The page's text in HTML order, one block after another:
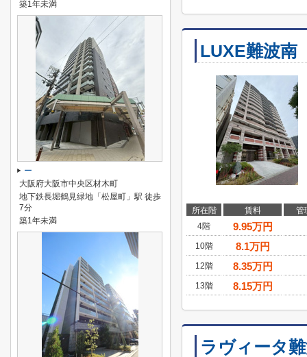
LUXE難波南
所在階 賃料
管
4階
9.95万円
10階 8.1万円
12階 8.35万円
13階 8.15万円
ラヴィータ
築1年未満
ー
大阪府大阪市中央区材木町
地下鉄長堀鶴見緑地「松屋町」駅 徒歩
7分
築1年未満